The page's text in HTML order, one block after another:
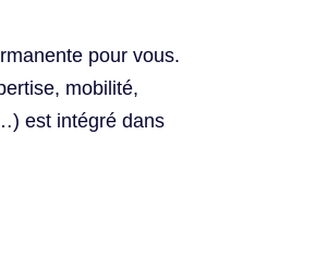
pour vous.
mobilité,
est intégré dans